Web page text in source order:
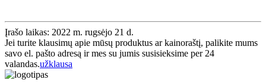
Įrašo laikas: 2022 m. rugsėjo 21 d.
Jei turite klausimų apie mūsų produktus ar kainoraštį, palikite mums
savo el. pašto adresą ir mes su jumis susisieksime per 24
valandas.užklausa